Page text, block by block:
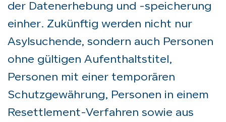
der Datenerhebung und -speicherung
einher. Zukünftig werden nicht nur
Asylsuchende, sondern auch Personen
ohne gültigen Aufenthaltstitel,
Personen mit einer temporären
Schutzgewährung, Personen in einem
Resettlement-Verfahren sowie aus